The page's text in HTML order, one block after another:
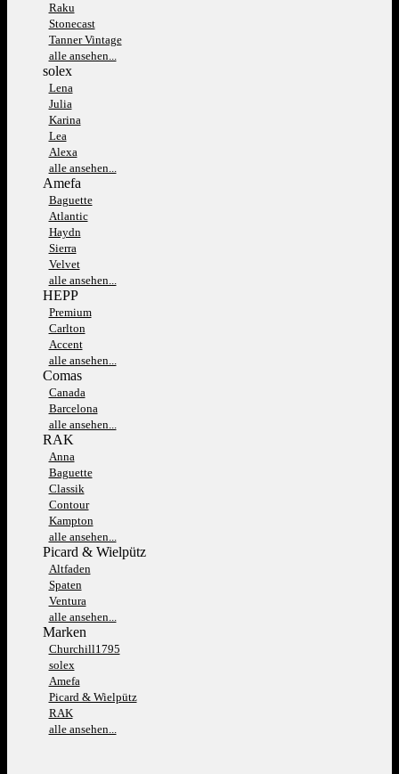
Raku
Stonecast
Tanner Vintage
alle ansehen...
solex
Lena
Julia
Karina
Lea
Alexa
alle ansehen...
Amefa
Baguette
Atlantic
Haydn
Sierra
Velvet
alle ansehen...
HEPP
Premium
Carlton
Accent
alle ansehen...
Comas
Canada
Barcelona
alle ansehen...
RAK
Anna
Baguette
Classik
Contour
Kampton
alle ansehen...
Picard & Wielpütz
Altfaden
Spaten
Ventura
alle ansehen...
Marken
Churchill1795
solex
Amefa
Picard & Wielpütz
RAK
alle ansehen...